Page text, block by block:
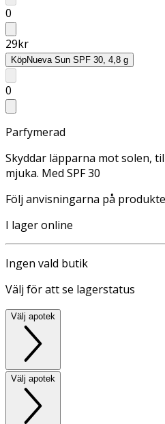
0
29kr
KöpNueva Sun SPF 30, 4,8 g
0
Parfymerad
Skyddar läpparna mot solen,
mjuka. Med SPF 30
Följ anvisningarna på
I lager online
Ingen vald butik
Välj för att se lagerstatus
Välj apotek
Välj apotek